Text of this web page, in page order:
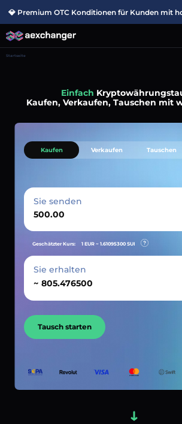
💎 Premium OTC Konditionen für Kunden mit
Startseite
Einfach
Kaufen, Verkaufen, Tauschen mit
Kaufen Verkaufen Tauschen
Sie senden
Geschätzter Kurs: 1 EUR ~ 1.61095300 SUI
Sie erhalten
~
Tausch starten